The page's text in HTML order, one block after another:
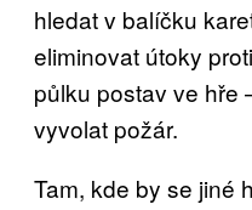
hledat v balíčku
eliminovat útoky
půlku postav ve hře
vyvolat požár.
Tam, kde by se jiné